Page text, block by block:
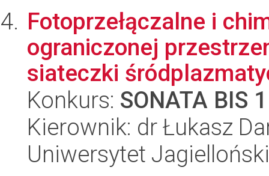
Fotoprzełączalne i
ograniczonej
siateczki
Konkurs: SONATA BIS
Kierownik: dr Łukasz
Uniwersytet